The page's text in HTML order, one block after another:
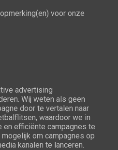
voor onze
advertising
Wij weten als geen
door te vertalen naar
waardoor we in
efficiënte campagnes te
om campagnes op
kanalen te lanceren.